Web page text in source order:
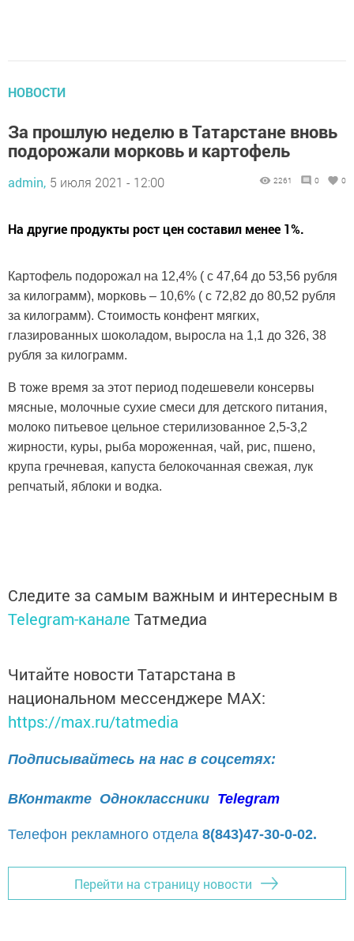
НОВОСТИ
За прошлую неделю в Татарстане вновь
подорожали морковь и картофель
admin, 5 июля 2021 - 12:00 2261 0 0
На другие продукты рост цен составил менее 1%.
Картофель подорожал на 12,4% ( с 47,64 до 53,56 рубля
за килограмм), морковь – 10,6% ( с 72,82 до 80,52 рубля
за килограмм). Стоимость конфент мягких,
глазированных шоколадом, выросла на 1,1 до 326, 38
рубля за килограмм.
В тоже время за этот период подешевели консервы
мясные, молочные сухие смеси для детского питания,
молоко питьевое цельное стерилизованное 2,5-3,2
жирности, куры, рыба мороженная, чай, рис, пшено,
крупа гречневая, капуста белокочанная свежая, лук
репчатый, яблоки и водка.
Следите за самым важным и интересным в
Telegram-канале Татмедиа
Читайте новости Татарстана в
национальном мессенджере MАХ:
https://max.ru/tatmedia
Подписывайтесь на нас в соцсетях:
ВКонтакте Одноклассники Telegram
Телефон рекламного отдела 8(843)47-30-0-02.
Перейти на страницу новости